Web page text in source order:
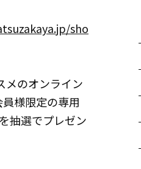
sho
メのオンライン
様限定の専用
抽選でプレゼン